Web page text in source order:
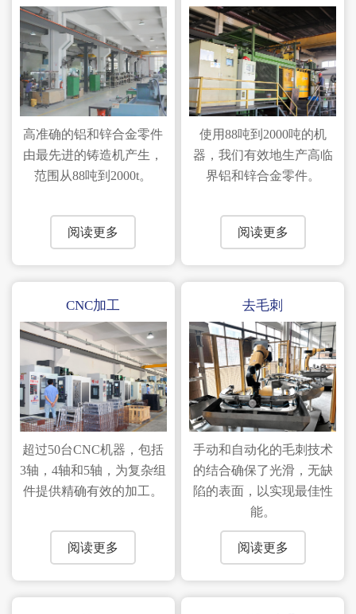
高准确的铝和锌合金零件
由最先进的铸造机产生，
范围从88吨到2000t。
阅读更多
使用88吨到2000吨的机
器，我们有效地生产高临
界铝和锌合金零件。
阅读更多
CNC加工
超过50台CNC机器，包括
3轴，4轴和5轴，为复杂组
件提供精确有效的加工。
阅读更多
去毛刺
手动和自动化的毛刺技术
的结合确保了光滑，无缺
陷的表面，以实现最佳性
能。
阅读更多